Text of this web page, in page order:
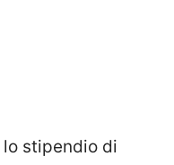
stipendio di